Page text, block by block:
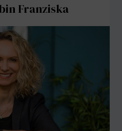
Franziska